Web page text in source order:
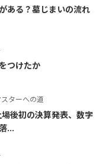
ある？墓じまいの流れ
つけたか
ターへの道
後初の決算発表、数字
...